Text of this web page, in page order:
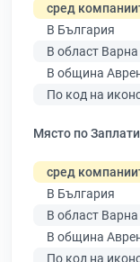
сред
В България
В област Варна
В община
По код на
Място по
сред
В България
В област Варна
В община
По код на